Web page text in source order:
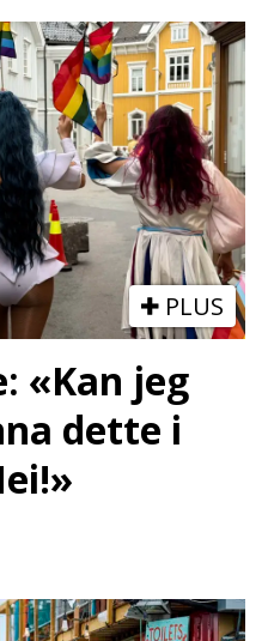
PLUS
«Kan jeg
dette i